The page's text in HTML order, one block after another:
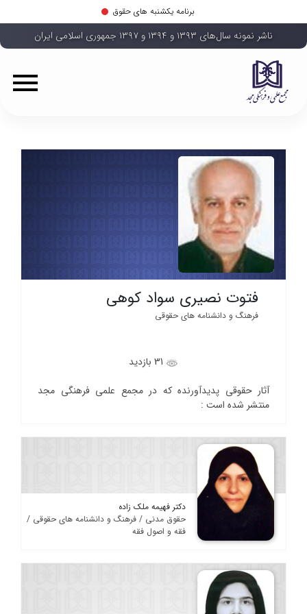
برنامه یکشنبه های حقوق
ناشر نمونه سال‌های ۱۳۹۳ و ۱۳۹۴ و ۱۳۹۷ جمهوری اسلامی ایران
فتوت نصیری سواد کوهی
فرهنگ و دانشنامه های حقوقی
آثار حقوقی پدیدآورنده که در مجمع علمی فرهنگی مجد
منتشر شده است :
دکتر فهیمه ملک زاده
حقوق مدنی / فرهنگ و دانشنامه های حقوقی /
فقه و اصول فقه